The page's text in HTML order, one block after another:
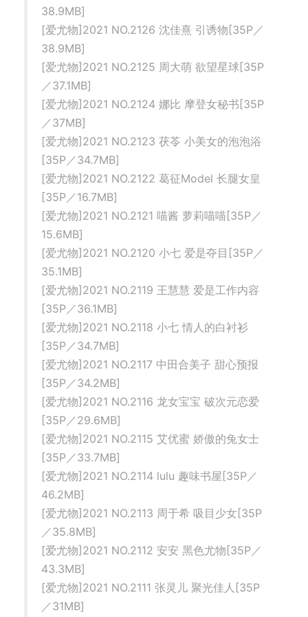
38.9MB]
[爱尤物]2021 NO.2126 沈佳熹 引诱物[35P／
38.9MB]
[爱尤物]2021 NO.2125 周大萌 欲望星球[35P
／37.1MB]
[爱尤物]2021 NO.2124 娜比 摩登女秘书[35P
／37MB]
[爱尤物]2021 NO.2123 茯苓 小美女的泡泡浴
[35P／34.7MB]
[爱尤物]2021 NO.2122 葛征Model 长腿女皇
[35P／16.7MB]
[爱尤物]2021 NO.2121 喵酱 萝莉喵喵[35P／
15.6MB]
[爱尤物]2021 NO.2120 小七 爱是夺目[35P／
35.1MB]
[爱尤物]2021 NO.2119 王慧慧 爱是工作内容
[35P／36.1MB]
[爱尤物]2021 NO.2118 小七 情人的白衬衫
[35P／34.7MB]
[爱尤物]2021 NO.2117 中田合美子 甜心预报
[35P／34.2MB]
[爱尤物]2021 NO.2116 龙女宝宝 破次元恋爱
[35P／29.6MB]
[爱尤物]2021 NO.2115 艾优蜜 娇傲的兔女士
[35P／33.7MB]
[爱尤物]2021 NO.2114 lulu 趣味书屋[35P／
46.2MB]
[爱尤物]2021 NO.2113 周于希 吸目少女[35P
／35.8MB]
[爱尤物]2021 NO.2112 安安 黑色尤物[35P／
43.3MB]
[爱尤物]2021 NO.2111 张灵儿 聚光佳人[35P
／31MB]